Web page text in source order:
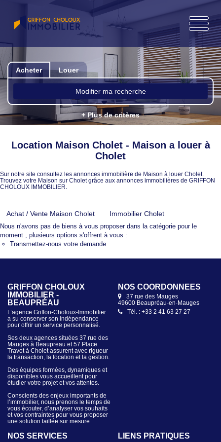
Acheter Louer
Modifier ma recherche
+ Plus de critères
Location Maison Cholet - Maison a louer à
Cholet
Sur notre site consultez les annonces immobilière de Maison à louer Cholet.
Trouvez votre Maison sur Cholet grâce aux annonces immobilières de GRIFFON
CHOLOUX IMMOBILIER.
Achat / Vente Maison Cholet Immobilier Cholet
Nous n'avons pas de biens à vous proposer dans la catégorie pour le
moment , plusieurs options s'offrent à vous :
Transmettez-nous votre demande
GRIFFON CHOLOUX
IMMOBILIER -
BEAUPRÉAU
L’agence Griffon-Choloux-Immobilier
a su conserver son indépendance
pour offrir un service personnalisé.
Ses deux agences situées 37 rue des
Mauges à Beaupreau et 57 Place
Travot à Cholet assurent avec rigueur
la transaction, la location et la gestion.
Des équipes formées, dynamiques et
disponibles vous accueillent pour
étudier votre projet et vos attentes.
Conscients des enjeux importants de
l’immobilier, nous prenons le temps de
vous écouter, d’analyser vos souhaits
et vos contraintes pour vous proposer
une solution taillée sur mesure.
NOS COORDONNÉES
37 rue des Mauges
49600 Beaupréau-en-Mauges
Tél. : +33 2 41 63 27 27
NOS SERVICES LIENS PRATIQUES